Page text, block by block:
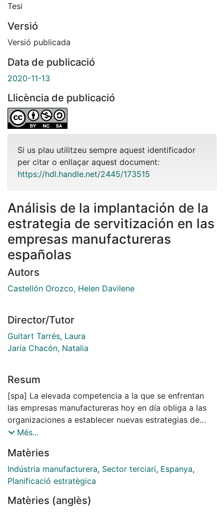
Tesi
Versió
Versió publicada
Data de publicació
2020-11-13
Llicència de publicació
Si us plau utilitzeu sempre aquest identificador
per citar o enllaçar aquest document:
https://hdl.handle.net/2445/173515
Análisis de la implantación de la
estrategia de servitización en las
empresas manufactureras
españolas
Autors
Castellón Orozco, Helen Davilene
Director/Tutor
Guitart Tarrés, Laura
Jaría Chacón, Natalia
Resum
[spa] La elevada competencia a la que se enfrentan
las empresas manufactureras hoy en día obliga a las
organizaciones a establecer nuevas estrategias de
diferenciación. En la búsqueda de esta diferencia, las
prestaciones adicionales a sus productos,
tradicionalmente desarrolladas por empresas de
servicios. En este sentido, la apuesta por
adicionales que añadan valor (servitización) es una
Més...
Matèries
Indústria manufacturera, Sector terciari, Espanya,
Planificació estratègica
Matèries (anglès)